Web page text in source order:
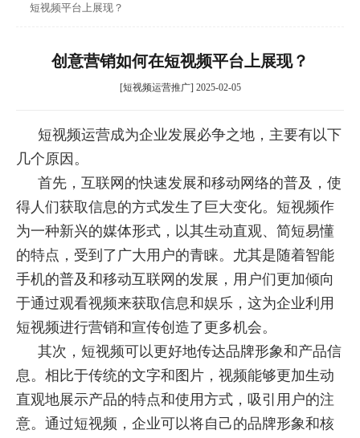
短视频平台上展现？
创意营销如何在短视频平台上展现？
[短视频运营推广] 2025-02-05
短视频运营成为企业发展必争之地，主要有以下
几个原因。
首先，互联网的快速发展和移动网络的普及，使
得人们获取信息的方式发生了巨大变化。短视频作
为一种新兴的媒体形式，以其生动直观、简短易懂
的特点，受到了广大用户的青睐。尤其是随着智能
手机的普及和移动互联网的发展，用户们更加倾向
于通过观看视频来获取信息和娱乐，这为企业利用
短视频进行营销和宣传创造了更多机会。
其次，短视频可以更好地传达品牌形象和产品信
息。相比于传统的文字和图片，视频能够更加生动
直观地展示产品的特点和使用方式，吸引用户的注
意。通过短视频，企业可以将自己的品牌形象和核